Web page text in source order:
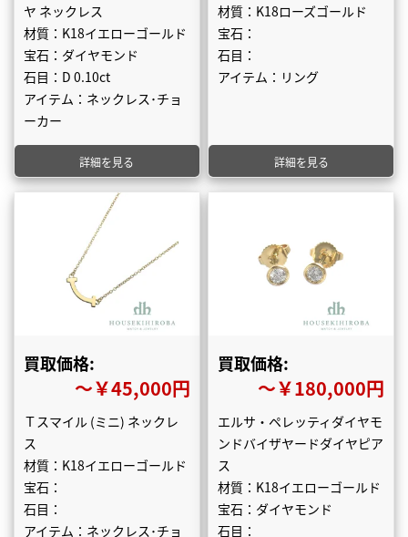
ヤ ネックレス
材質：K18イエローゴールド
宝石：ダイヤモンド
石目：D 0.10ct
アイテム：ネックレス･チョ
ーカー
詳細を見る
材質：K18ローズゴールド
宝石：
石目：
アイテム：リング
詳細を見る
買取価格:
〜￥45,000円
Ｔスマイル (ミニ) ネックレ
ス
材質：K18イエローゴールド
宝石：
石目：
アイテム：ネックレス･チョ
買取価格:
〜￥180,000円
エルサ・ペレッティダイヤモ
ンドバイザヤードダイヤピア
ス
材質：K18イエローゴールド
宝石：ダイヤモンド
石目：